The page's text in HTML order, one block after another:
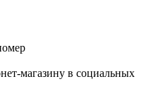
магазину в социальных